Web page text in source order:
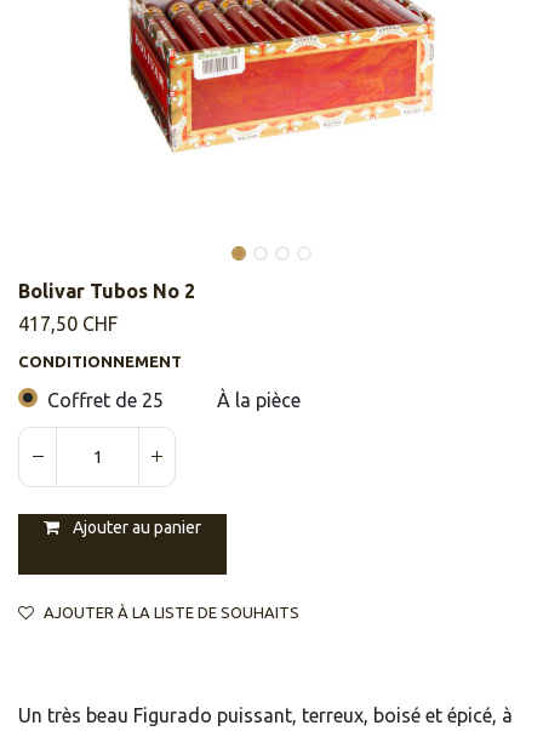
Bolivar Tubos No 2
417,50 CHF
CONDITIONNEMENT
Coffret de 25 À la pièce
Ajouter au panier
AJOUTER À LA LISTE DE SOUHAITS
Un très beau Figurado puissant, terreux, boisé et épicé, à